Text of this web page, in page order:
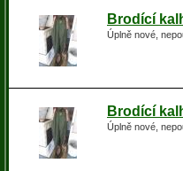
Brodící
Úplně nové,
Brodící
Úplně nové,